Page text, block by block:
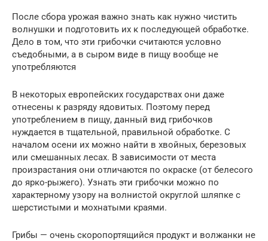
После сбора урожая важно знать как нужно чистить
волнушки и подготовить их к последующей обработке.
Дело в том, что эти грибочки считаются условно
съедобными, а в сыром виде в пищу вообще не
употребляются
В некоторых европейских государствах они даже
отнесены к разряду ядовитых. Поэтому перед
употреблением в пищу, данный вид грибочков
нуждается в тщательной, правильной обработке. С
началом осени их можно найти в хвойных, березовых
или смешанных лесах. В зависимости от места
произрастания они отличаются по окраске (от белесого
до ярко-рыжего). Узнать эти грибочки можно по
характерному узору на волнистой округлой шляпке с
шерстистыми и мохнатыми краями.
Грибы — очень скоропортящийся продукт и волжанки не